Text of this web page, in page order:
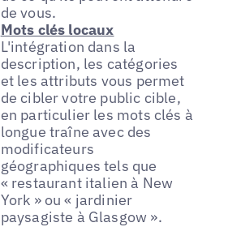
de vous.
Mots clés locaux
L'intégration dans la
description, les catégories
et les attributs vous permet
de cibler votre public cible,
en particulier les mots clés à
longue traîne avec des
modificateurs
géographiques tels que
« restaurant italien à New
York » ou « jardinier
paysagiste à Glasgow ».